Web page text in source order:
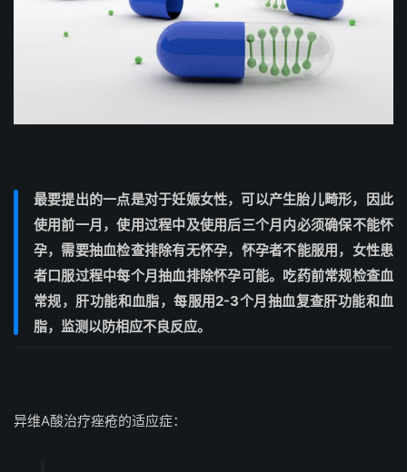
最要提出的一点是对于妊娠女性，可以产生胎儿畸形，因此
使用前一月，使用过程中及使用后三个月内必须确保不能怀
孕，需要抽血检查排除有无怀孕，怀孕者不能服用，女性患
者口服过程中每个月抽血排除怀孕可能。吃药前常规检查血
常规，肝功能和血脂，每服用2-3个月抽血复查肝功能和血
脂，监测以防相应不良反应。
异维A酸治疗痤疮的适应症：